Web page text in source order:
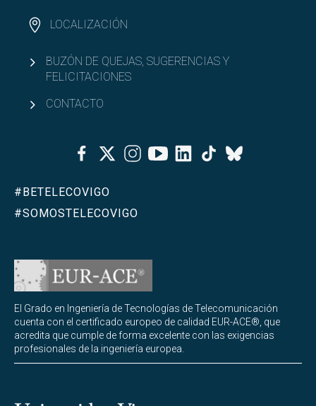
SICUE
Otros programas de movilidad
Abrir
Asociacionismo
LOCALIZACIÓN
BUZÓN DE QUEJAS, SUGERENCIAS Y
FELICITACIONES
CONTACTO
FacebookTwitterInstagramYoutubeLinkedinTiktok
Bluesky
#BETELECOVIGO
#SOMOSTELECOVIGO
El Grado en Ingeniería de Tecnologías de Telecomunicación
cuenta con el certificado europeo de calidad EUR-ACE®, que
acredita que cumple de forma excelente con las exigencias
profesionales de la ingeniería europea.